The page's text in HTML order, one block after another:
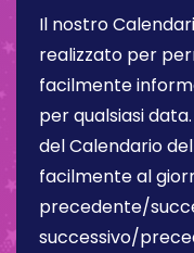
Il nostro
realizzato per
facilmente
per qualsiasi
del Calendario
facilmente al
precedente/
successivo/